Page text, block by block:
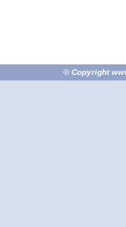
© Copyright